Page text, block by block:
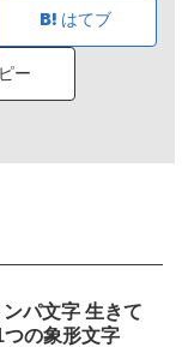
はてブ
ー
パ文字 生きて
つの象形文字